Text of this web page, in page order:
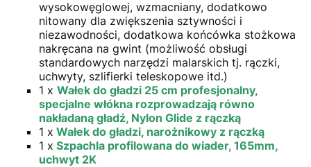
wysokowęglowej, wzmacniany, dodatkowo
nitowany dla zwiększenia sztywności i
niezawodności, dodatkowa końcówka stożkowa
nakręcana na gwint (możliwość obsługi
standardowych narzędzi malarskich tj. rączki,
uchwyty, szlifierki teleskopowe itd.)
1 x Wałek do gładzi 25 cm profesjonalny,
specjalne włókna rozprowadzają równo
nakładaną gładź, Nylon Glide z rączką
1 x Wałek do gładzi, narożnikowy z rączką
1 x Szpachla profilowana do wiader, 165mm,
uchwyt 2K